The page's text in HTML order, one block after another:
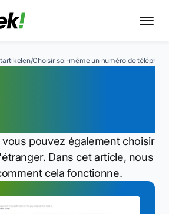
/Choisir soi-même un numéro de
pouvez également choisir
Dans cet article, nous
cela fonctionne.